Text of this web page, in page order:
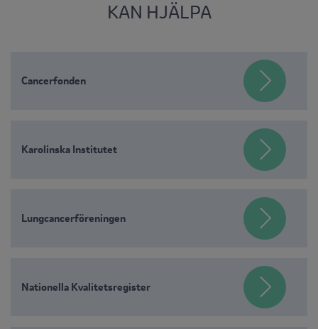
KAN HJÄLPA
Cancerfonden
Karolinska Institutet
Lungcancerföreningen
Nationella Kvalitetsregister